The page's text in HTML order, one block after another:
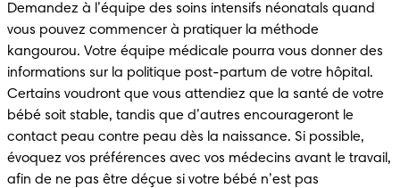
Demandez à l’équipe des soins intensifs néonatals quand
vous pouvez commencer à pratiquer la méthode
kangourou. Votre équipe médicale pourra vous donner des
informations sur la politique post-partum de votre hôpital.
Certains voudront que vous attendiez que la santé de votre
bébé soit stable, tandis que d’autres encourageront le
contact peau contre peau dès la naissance. Si possible,
évoquez vos préférences avec vos médecins avant le travail,
afin de ne pas être déçue si votre bébé n’est pas